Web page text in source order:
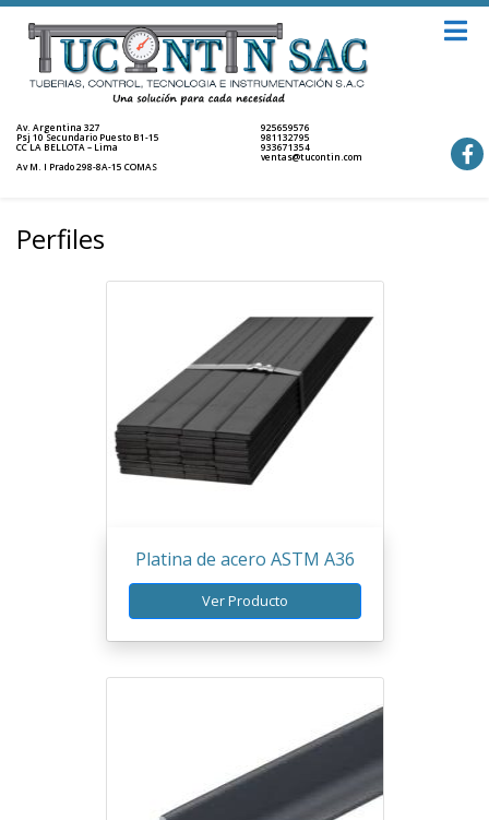
Av. Argentina 327
Psj 10 Secundario Puesto B1-15
CC LA BELLOTA – Lima
Av M. I Prado 298-8A-15 COMAS
925659576
981132795
933671354
ventas@tucontin.com
Perfiles
Platina de acero ASTM A36
Ver Producto